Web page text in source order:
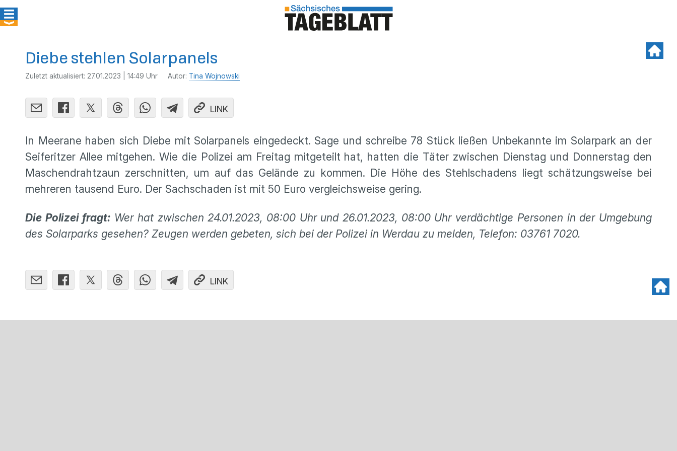
Diebe stehlen Solarpanels
Zuletzt aktualisiert: 27.01.2023 | 14:49 Uhr Autor: Tina Wojnowski
LINK
In Meerane haben sich Diebe mit Solarpanels eingedeckt. Sage und schreibe 78 Stück ließen Unbekannte im Solarpark an der
Seiferitzer Allee mitgehen. Wie die Polizei am Freitag mitgeteilt hat, hatten die Täter zwischen Dienstag und Donnerstag den
Maschendrahtzaun zerschnitten, um auf das Gelände zu kommen. Die Höhe des Stehlschadens liegt schätzungsweise bei
mehreren tausend Euro. Der Sachschaden ist mit 50 Euro vergleichsweise gering.
Die Polizei fragt: Wer hat zwischen 24.01.2023, 08:00 Uhr und 26.01.2023, 08:00 Uhr verdächtige Personen in der Umgebung
des Solarparks gesehen? Zeugen werden gebeten, sich bei der Polizei in Werdau zu melden, Telefon: 03761 7020.
LINK